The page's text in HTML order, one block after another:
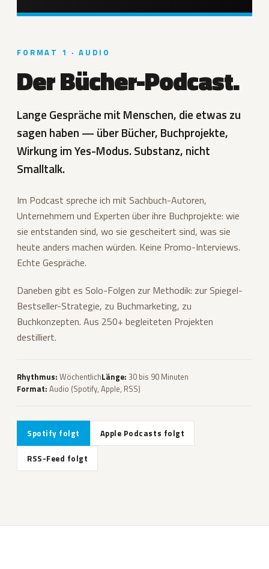
FORMAT 1 · AUDIO
Der Bücher-Podcast.
Lange Gespräche mit Menschen, die etwas zu
sagen haben — über Bücher, Buchprojekte,
Wirkung imYes-Modus. Substanz, nicht
Smalltalk.
Im Podcast spreche ich mit Sachbuch-Autoren,
Unternehmern und Experten über ihre Buchprojekte: wie
sie entstanden sind, wo sie gescheitert sind, was sie
heute anders machen würden. Keine Promo-Interviews.
Echte Gespräche.
Daneben gibt es Solo-Folgen zur Methodik: zur Spiegel-
Bestseller-Strategie, zu Buchmarketing, zu
Buchkonzepten. Aus 250+ begleiteten Projekten
destilliert.
Rhythmus: WöchentlichLänge: 30 bis 90 Minuten
Format: Audio (Spotify, Apple, RSS)
Spotify folgt Apple Podcasts folgt
RSS-Feed folgt